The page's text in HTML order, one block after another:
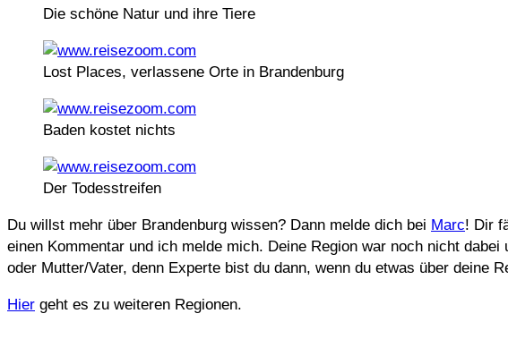
Die schöne Natur und ihre Tiere
Lost Places, verlassene Orte in Brandenburg
Baden kostet nichts
Der Todesstreifen
Du willst mehr über Brandenburg wissen? Dann melde dich bei Marc! Dir
einen Kommentar und ich melde mich. Deine Region war noch nicht
oder Mutter/Vater, denn Experte bist du dann, wenn du etwas über deine
Hier geht es zu weiteren Regionen.